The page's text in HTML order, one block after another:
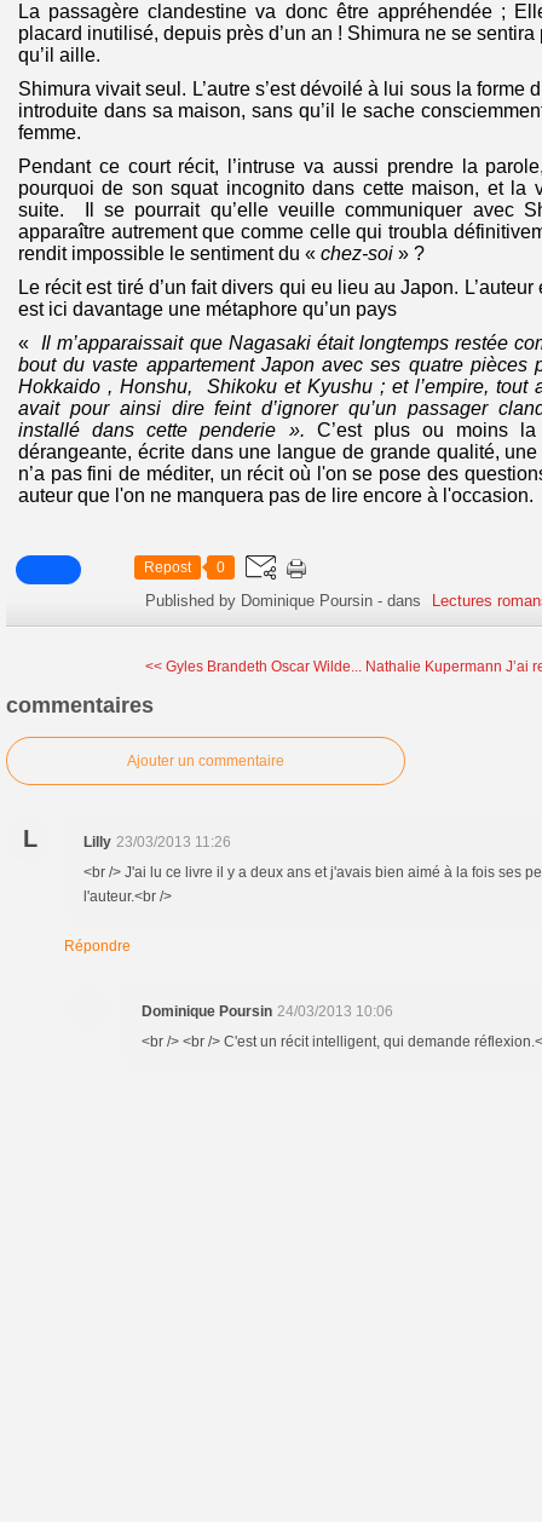
La passagère clandestine va donc être appréhendée ;
placard inutilisé, depuis près d’un an ! Shimura ne se
qu’il aille.
Shimura vivait seul. L’autre s’est dévoilé à lui sous la forme
introduite dans sa maison, sans qu’il le sache
femme.
Pendant ce court récit, l’intruse va aussi prendre la
pourquoi de son squat incognito dans cette maison, et la
suite. Il se pourrait qu’elle veuille communiquer avec
apparaître autrement que comme celle qui troubla
rendit impossible le sentiment du « chez-soi » ?
Le récit est tiré d’un fait divers qui eu lieu au Japon.
est ici davantage une métaphore qu’un pays
« Il m’apparaissait que Nagasaki était longtemps restée
bout du vaste appartement Japon avec ses quatre pièces
Hokkaido , Honshu, Shikoku et Kyushu ; et l’empire, tout
avait pour ainsi dire feint d’ignorer qu’un passager
installé dans cette penderie ». C’est plus ou moins
dérangeante, écrite dans une langue de grande qualité,
n’a pas fini de méditer, un récit où l'on se pose des
auteur que l'on ne manquera pas de lire encore à l'occasion.
Repost 0
Published by Dominique Poursin -dans Lectures
<< Gyles Brandeth Oscar Wilde... Nathalie Kupermann J’ai
commentaires
Ajouter un commentaire
L Lilly 23/03/2013 11:26
<br /> J'ai lu ce livre il y a deux ans et j'avais bien aimé à la fois ses
l'auteur.<br />
Répondre
Dominique Poursin 24/03/2013 10:06
<br /> <br /> C'est un récit intelligent, qui demande